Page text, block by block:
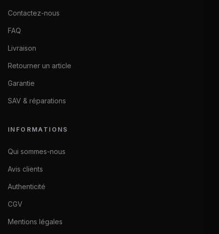
Contactez-nous
FAQ
Livraison
Retourner un article
Garantie
SAV & réparations
INFORMATIONS
Qui sommes-nous
Avis clients
Authenticité
CGV
Mentions légales